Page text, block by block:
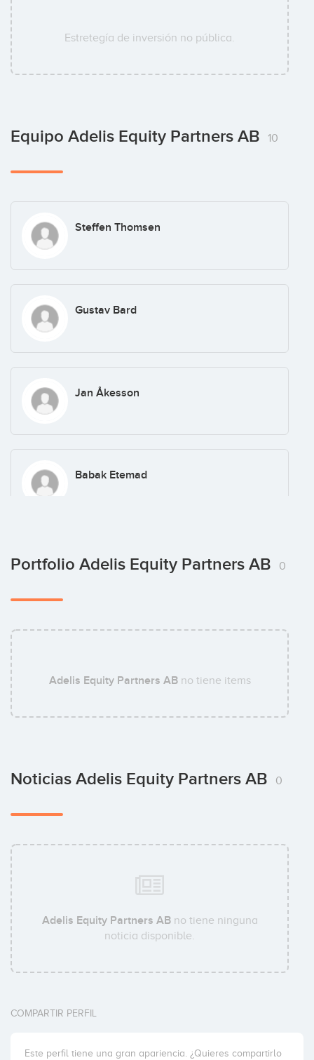
Estretegía de inversión no pública.
Equipo Adelis Equity Partners AB 10
Steffen Thomsen
Gustav Bard
Jan Åkesson
Babak Etemad
Joel Russ
Elisabeth Dreijer von Sydow
Portfolio Adelis Equity Partners AB 0
Adelis Equity Partners ABno tiene items
Noticias Adelis Equity Partners AB 0
Adelis Equity Partners ABno tiene ninguna
noticia disponible.
COMPARTIR PERFIL
Este perfil tiene una gran apariencia. ¿Quieres compartirlo